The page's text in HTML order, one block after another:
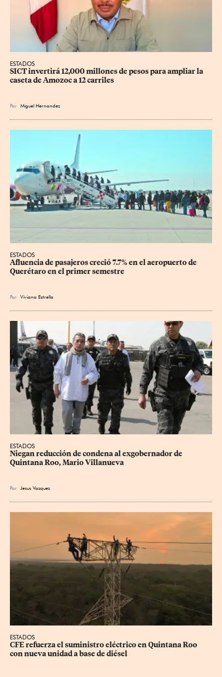
ESTADOS
SICT invertirá 12,000 millones de pesos para ampliar la
caseta de Amozoc a 12 carriles
Por Miguel Hernandez
ESTADOS
Afluencia de pasajeros creció 7.7% en el aeropuerto de
Querétaro en el primer semestre
Por Viviana Estrella
ESTADOS
Niegan reducción de condena al exgobernador de
Quintana Roo, Mario Villanueva
Por Jesus Vazquez
ESTADOS
CFE refuerza el suministro eléctrico en Quintana Roo
con nueva unidad a base de diésel